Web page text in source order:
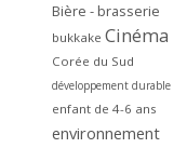
Bière - brasserie
bukkake Cinéma
Corée du Sud
développement durable
enfant de 4-6 ans
environnement